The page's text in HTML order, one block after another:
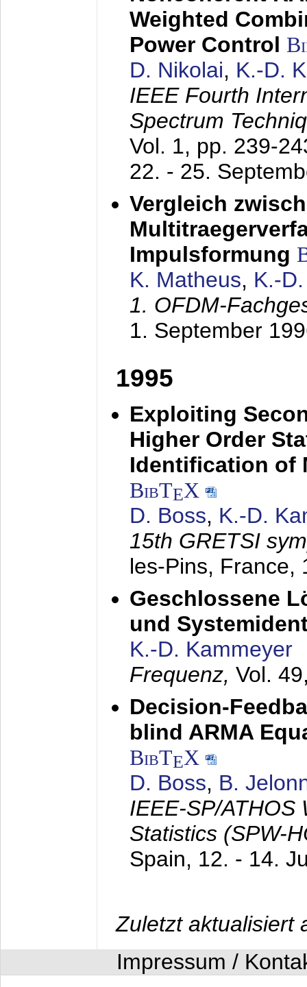
Weighted
Power Control
D. Nikolai, K.-D.
IEEE Fourth
Spectrum
Vol. 1, pp. 239-
22. - 25.
Vergleich
Impulsformung
K. Matheus, K.-
1. OFDM-
1. September
1995
Exploiting
Higher Order
Identification of
BibTEX
D. Boss, K.-D.
15th GRETSI
les-Pins, France,
Geschlossene
und
K.-D. Kammeyer
Frequenz, Vol.
Decision-
blind ARMA
BibTEX
D. Boss, B.
IEEE-SP/ATHOS
Statistics (SPW-
Spain, 12. - 14.
Zuletzt aktualisiert
Impressum /